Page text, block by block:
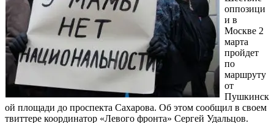
оппозици
и в
Москве 2
марта
пройдет
по
маршруту
от
Пушкинск
ой площади до проспекта Сахарова. Об этом сообщил в своем
твиттере координатор «Левого фронта» Сергей Удальцов.